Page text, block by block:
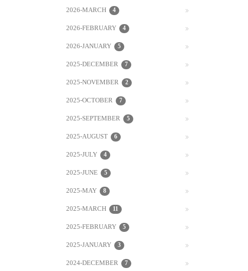
2026-MARCH 4
2026-FEBRUARY 4
2026-JANUARY 5
2025-DECEMBER 7
2025-NOVEMBER 2
2025-OCTOBER 7
2025-SEPTEMBER 5
2025-AUGUST 6
2025-JULY 4
2025-JUNE 5
2025-MAY 8
2025-MARCH 11
2025-FEBRUARY 5
2025-JANUARY 3
2024-DECEMBER 7